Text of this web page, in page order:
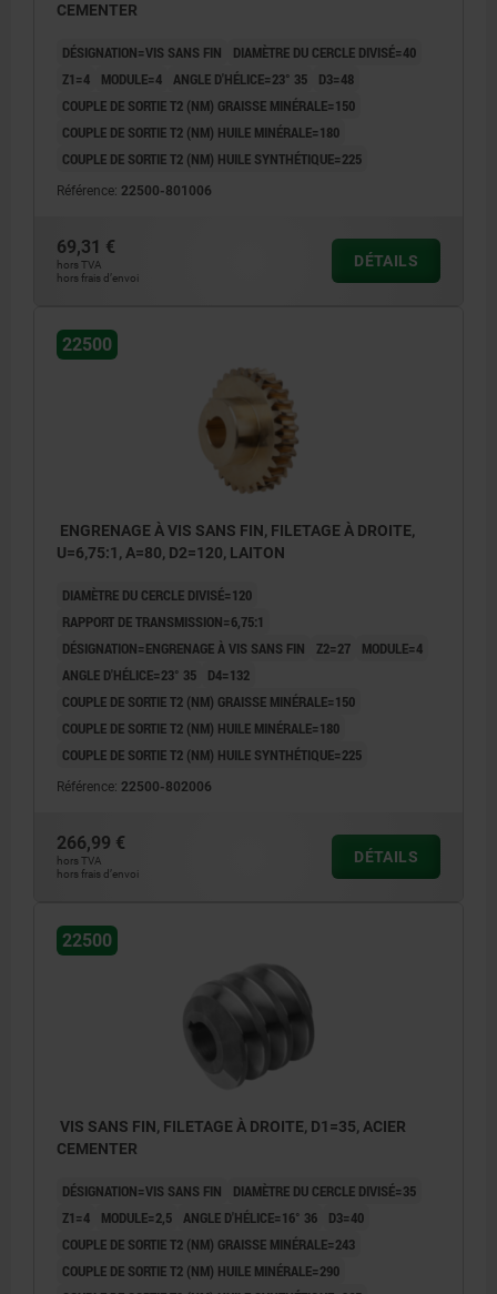
1) rectifié
CEMENTER
DÉSIGNATION=VIS SANS FIN
DIAMÈTRE DU CERCLE DIVISÉ=40
Z1=4
MODULE=4 ANGLE D'HÉLICE=23° 35
D3=48
COUPLE DE SORTIE T2 (NM) GRAISSE MINÉRALE=150
COUPLE DE SORTIE T2 (NM) HUILE MINÉRALE=180
COUPLE DE SORTIE T2 (NM) HUILE SYNTHÉTIQUE=225
Référence: 22500-801006
69,31 €
hors TVA
hors frais d’envoi
DÉTAILS
22500
ENGRENAGE À VIS SANS FIN, FILETAGE À DROITE,
U=6,75:1, A=80, D2=120, LAITON
DIAMÈTRE DU CERCLE DIVISÉ=120
RAPPORT DE TRANSMISSION=6,75:1
DÉSIGNATION=ENGRENAGE À VIS SANS FIN
Z2=27
MODULE=4
ANGLE D'HÉLICE=23° 35
D4=132
COUPLE DE SORTIE T2 (NM) GRAISSE MINÉRALE=150
COUPLE DE SORTIE T2 (NM) HUILE MINÉRALE=180
COUPLE DE SORTIE T2 (NM) HUILE SYNTHÉTIQUE=225
Référence: 22500-802006
266,99 €
hors TVA
hors frais d’envoi
DÉTAILS
22500
VIS SANS FIN, FILETAGE À DROITE, D1=35, ACIER
CEMENTER
DÉSIGNATION=VIS SANS FIN
DIAMÈTRE DU CERCLE DIVISÉ=35
Z1=4
MODULE=2,5 ANGLE D'HÉLICE=16° 36
D3=40
COUPLE DE SORTIE T2 (NM) GRAISSE MINÉRALE=243
COUPLE DE SORTIE T2 (NM) HUILE MINÉRALE=290